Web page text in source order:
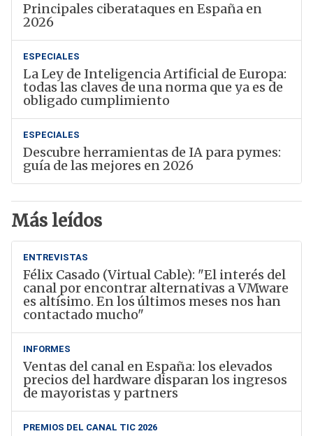
Principales ciberataques en España en
2026
ESPECIALES
La Ley de Inteligencia Artificial de Europa:
todas las claves de una norma que ya es de
obligado cumplimiento
ESPECIALES
Descubre herramientas de IA para pymes:
guía de las mejores en 2026
Más leídos
ENTREVISTAS
Félix Casado (Virtual Cable): "El interés del
canal por encontrar alternativas a VMware
es altísimo. En los últimos meses nos han
contactado mucho"
INFORMES
Ventas del canal en España: los elevados
precios del hardware disparan los ingresos
de mayoristas y partners
PREMIOS DEL CANAL TIC 2026